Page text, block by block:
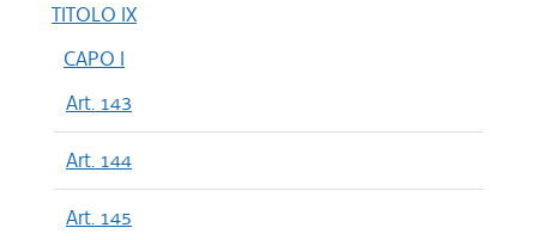
TITOLO IX
CAPO I
Art. 143
Art. 144
Art. 145